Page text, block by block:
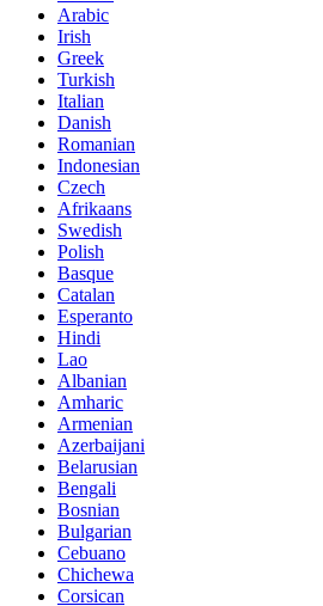
Arabic
Irish
Greek
Turkish
Italian
Danish
Romanian
Indonesian
Czech
Afrikaans
Swedish
Polish
Basque
Catalan
Esperanto
Hindi
Lao
Albanian
Amharic
Armenian
Azerbaijani
Belarusian
Bengali
Bosnian
Bulgarian
Cebuano
Chichewa
Corsican